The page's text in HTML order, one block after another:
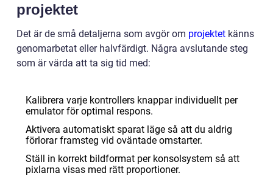
projektet
Det är de små detaljerna som avgör om projektet känns
genomarbetat eller halvfärdigt. Några avslutande steg
som är värda att ta sig tid med:
Kalibrera varje kontrollers knappar individuellt per
emulator för optimal respons.
Aktivera automatiskt sparat läge så att du aldrig
förlorar framsteg vid oväntade omstarter.
Ställ in korrekt bildformat per konsolsystem så att
pixlarna visas med rätt proportioner.